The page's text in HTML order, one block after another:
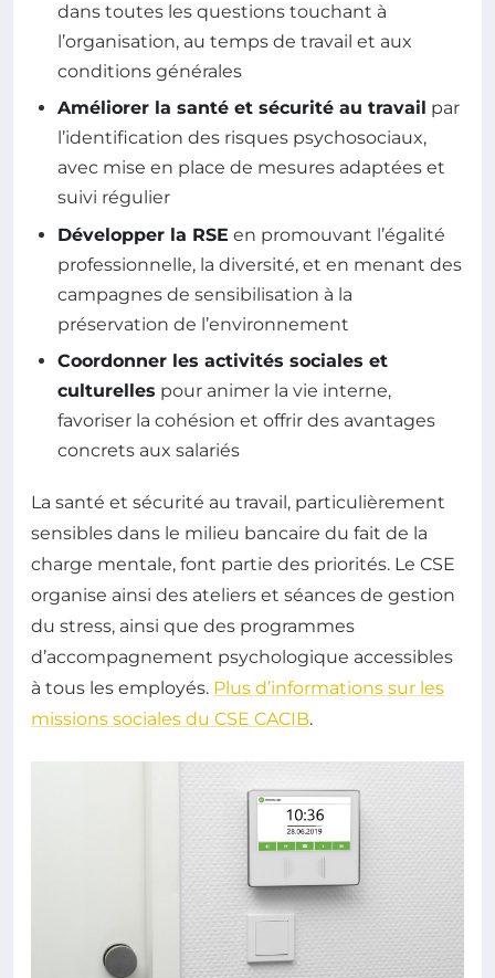
dans toutes les questions touchant à
l’organisation, au temps de travail et aux
conditions générales
Améliorer la santé et sécurité au travail par
l’identification des risques psychosociaux,
avec mise en place de mesures adaptées et
suivi régulier
Développer la RSE en promouvant l’égalité
professionnelle, la diversité, et en menant des
campagnes de sensibilisation à la
préservation de l’environnement
Coordonner les activités sociales et
culturelles pour animer la vie interne,
favoriser la cohésion et offrir des avantages
concrets aux salariés
La santé et sécurité au travail, particulièrement
sensibles dans le milieu bancaire du fait de la
charge mentale, font partie des priorités. Le CSE
organise ainsi des ateliers et séances de gestion
du stress, ainsi que des programmes
d’accompagnement psychologique accessibles
à tous les employés. Plus d’informations sur les
missions sociales du CSE CACIB.